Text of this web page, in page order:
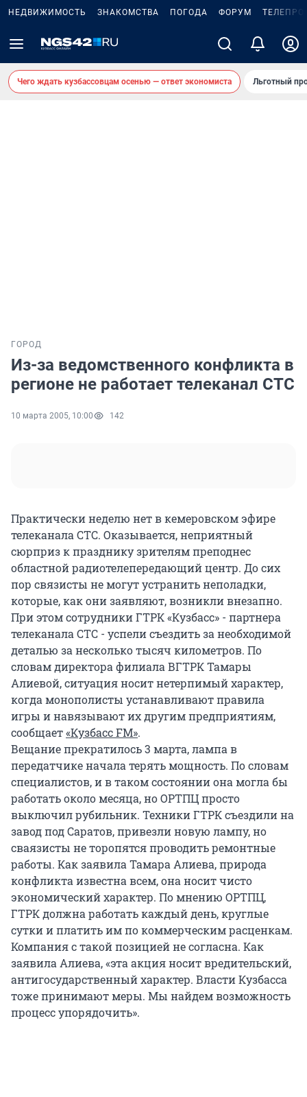
НЕДВИЖИМОСТЬ ЗНАКОМСТВА ПОГОДА ФОРУМ
Чего ждать кузбассовцам осенью — ответ экономиста Льготный
ГОРОД
Из-за ведомственного конфликта в
регионе не работает телеканал СТС
10 марта 2005, 10:00 142
Практически неделю нет в кемеровском эфире
телеканала СТС. Оказывается, неприятный
сюрприз к празднику зрителям преподнес
областной радиотелепередающий центр. До сих
пор связисты не могут устранить неполадки,
которые, как они заявляют, возникли внезапно.
При этом сотрудники ГТРК «Кузбасс» - партнера
телеканала СТС - успели съездить за необходимой
деталью за несколько тысяч километров. По
словам директора филиала ВГТРК Тамары
Алиевой, ситуация носит нетерпимый характер,
когда монополисты устанавливают правила
игры и навязывают их другим предприятиям,
сообщает«Кузбасс FM».
Вещание прекратилось 3 марта, лампа в
передатчике начала терять мощность. По словам
специалистов, и в таком состоянии она могла бы
работать около месяца, но ОРТПЦ просто
выключил рубильник. Техники ГТРК съездили на
завод под Саратов, привезли новую лампу, но
сваязисты не торопятся проводить ремонтные
работы. Как заявила Тамара Алиева, природа
конфликта известна всем, она носит чисто
экономический характер. По мнению ОРТПЦ,
ГТРК должна работать каждый день, круглые
сутки и платить им по коммерческим расценкам.
Компания с такой позицией не согласна. Как
заявила Алиева, «эта акция носит вредительский,
антигосударственный характер. Власти Кузбасса
тоже принимают меры. Мы найдем возможность
процесс упорядочить».